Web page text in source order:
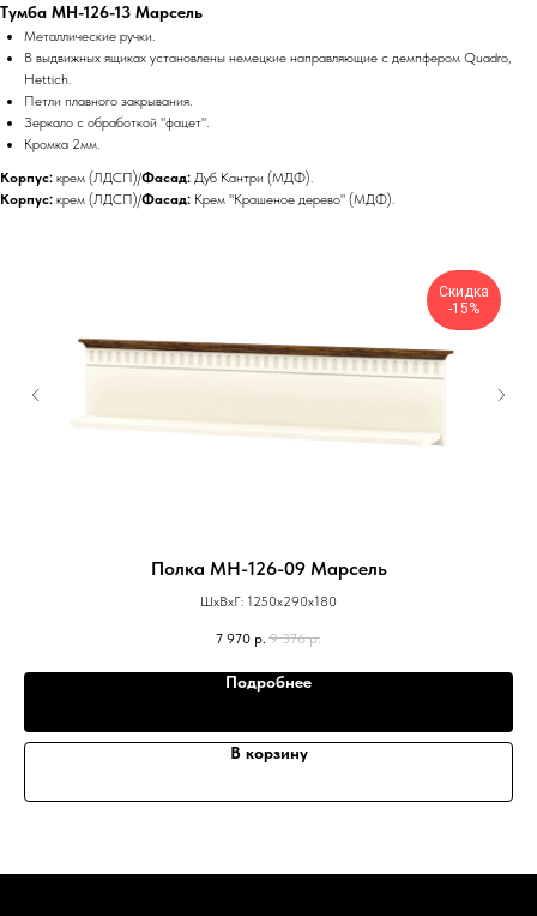
Тумба МН-126-13 Марсель
Металлические ручки.
В выдвижных ящиках установлены немецкие направляющие с демпфером Quadro,
Hettich.
Петли плавного закрывания.
Зеркало с обработкой "фацет".
Кромка 2мм.
Корпус: крем (ЛДСП)/Фасад: Дуб Кантри (МДФ).
Корпус: крем (ЛДСП)/Фасад: Крем "Крашеное дерево" (МДФ).
Скидка
-15%
Полка МН-126-09 Марсель
ШхВхГ: 1250х290х180
7 970 р. 9 376 р.
Подробнее
В корзину